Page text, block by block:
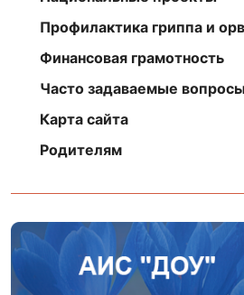
Профилактика гриппа и
Финансовая грамотность
Часто задаваемые
Карта сайта
Родителям